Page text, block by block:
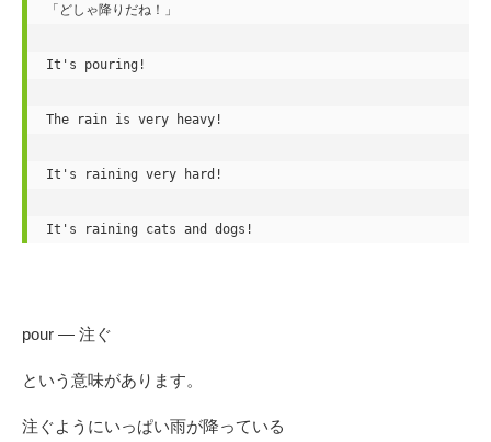
「どしゃ降りだね！」
It's pouring!
The rain is very heavy!
It's raining very hard!
It's raining cats and dogs!
pour — 注ぐ
という意味があります。
注ぐようにいっぱい雨が降っている